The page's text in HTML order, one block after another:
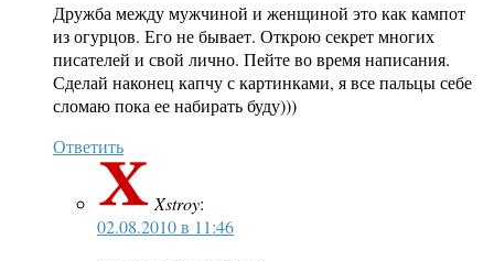
Дружба между мужчиной и женщиной это как кампот
из огурцов. Его не бывает. Открою секрет многих
писателей и свой лично. Пейте во время написания.
Сделай наконец капчу с картинками, я все пальцы себе
сломаю пока ее набирать буду)))
Ответить
Xstroy:
02.08.2010 в 11:46